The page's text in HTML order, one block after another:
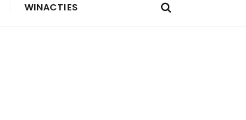
WINACTIES